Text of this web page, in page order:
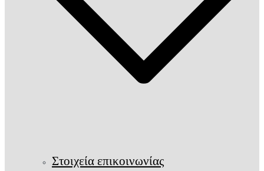
Στοιχεία επικοινωνίας